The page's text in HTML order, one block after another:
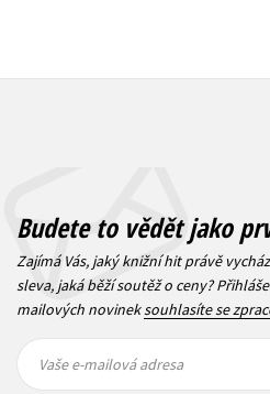
Budete to vědět jako
Zajímá Vás, jaký knižní hit právě
sleva, jaká běží soutěž o ceny?
mailových novineksouhlasíte se
mailová
mailová
Vaše e-mailová adresa